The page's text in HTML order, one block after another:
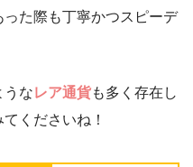
た際も丁寧かつスピーデ
うなレア通貨も多く存在し
くださいね！